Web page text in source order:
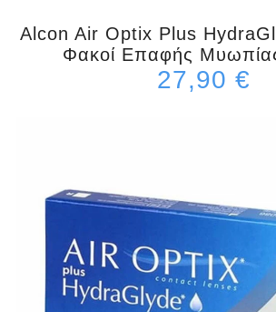
Alcon Air Optix Plus
Φακοί Επαφής
27,90 €